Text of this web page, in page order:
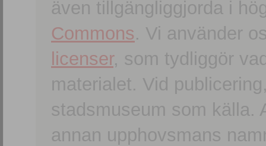
även tillgängliggjorda i
Commons. Vi använder
licenser, som tydliggör
materialet. Vid
stadsmuseum som källa.
annan upphovsmans